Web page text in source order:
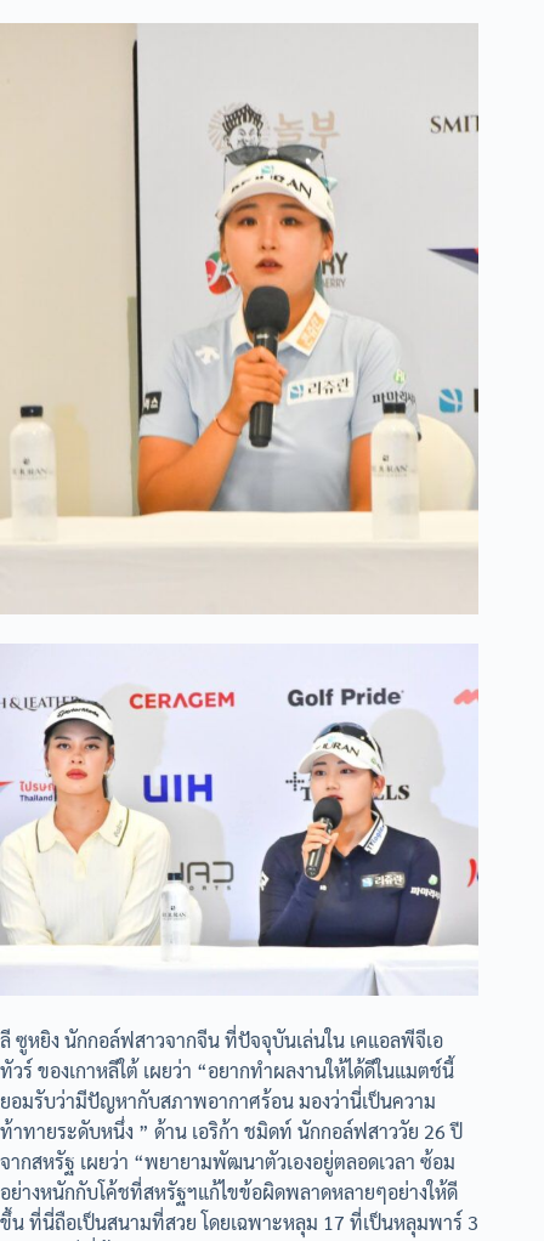
ลี ซูหยิง นักกอล์ฟสาวจากจีน ที่ปัจจุบันเล่นใน เคแอลพีจีเอ
ทัวร์ ของเกาหลีใต้ เผยว่า “อยากทำผลงานให้ได้ดีในแมตช์นี้
ยอมรับว่ามีปัญหากับสภาพอากาศร้อน มองว่านี่เป็นความ
ท้าทายระดับหนึ่ง ” ด้าน เอริก้า ชมิดท์ นักกอล์ฟสาววัย 26 ปี
จากสหรัฐ เผยว่า “พยายามพัฒนาตัวเองอยู่ตลอดเวลา ซ้อม
อย่างหนักกับโค้ชที่สหรัฐฯแก้ไขข้อผิดพลาดหลายๆอย่างให้ดี
ขึ้น ที่นี่ถือเป็นสนามที่สวย โดยเฉพาะหลุม 17 ที่เป็นหลุมพาร์ 3